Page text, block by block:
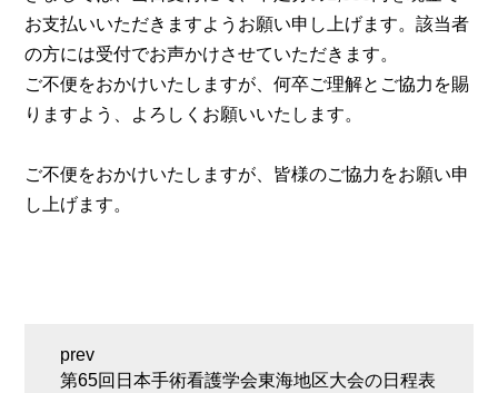
お支払いいただきますようお願い申し上げます。該当者
の方には受付でお声かけさせていただきます。
ご不便をおかけいたしますが、何卒ご理解とご協力を賜
りますよう、よろしくお願いいたします。
ご不便をおかけいたしますが、皆様のご協力をお願い申
し上げます。
第65回日本手術看護学会東海地区大会の日程表